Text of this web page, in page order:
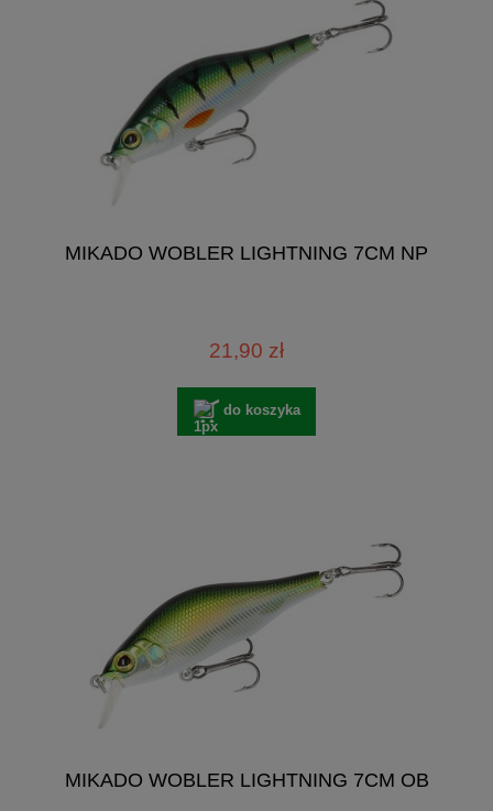
MIKADO WOBLER LIGHTNING 7CM NP
21,90 zł
do koszyka
MIKADO WOBLER LIGHTNING 7CM OB